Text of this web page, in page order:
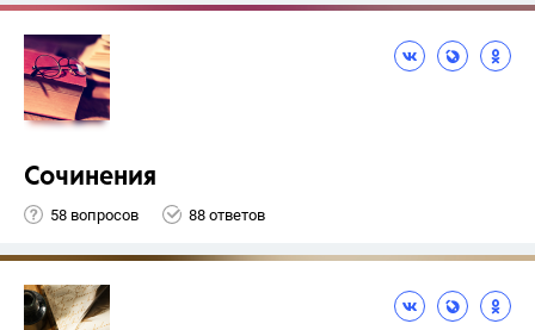
Сочинения
58 вопросов 88 ответов